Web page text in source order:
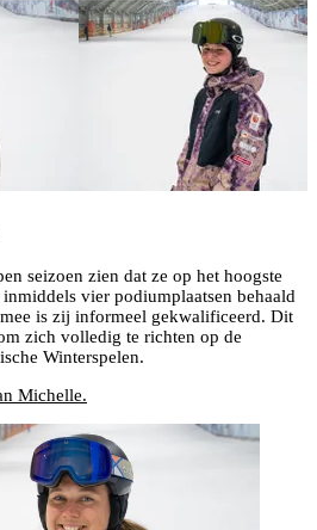
seizoen zien dat ze op het hoogste
vier podiumplaatsen behaald
is zij informeel gekwalificeerd. Dit
zich volledig te richten op de
Winterspelen.
Michelle.